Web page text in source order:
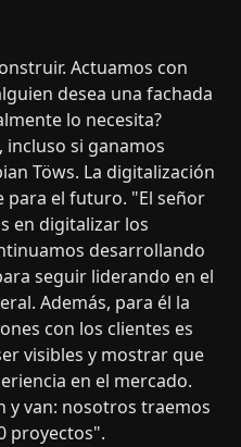
Actuamos con
desea una fachada
lo necesita?
si ganamos
Töws. La digitalización
para el futuro. "El señor
en digitalizar los
desarrollando
seguir liderando en el
Además, para él la
con los clientes es
visibles y mostrar que
en el mercado.
y van: nosotros traemos
proyectos".